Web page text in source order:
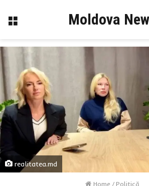
Menu Moldova
realitatea.md
Home /Politică